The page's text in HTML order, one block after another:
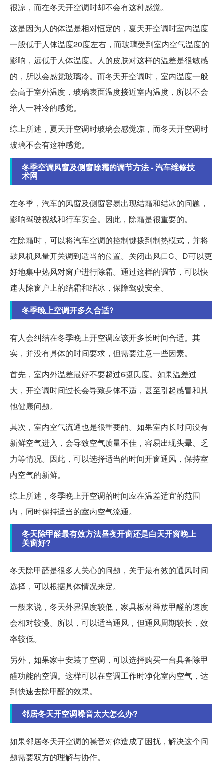
很凉，而在冬天开空调时却不会有这种感觉。
这是因为人的体温是相对恒定的，夏天开空调时室内温度
一般低于人体温度20度左右，而玻璃受到室内空气温度的
影响，远低于人体温度。人的皮肤对这样的温差是很敏感
的，所以会感觉玻璃冷。而冬天开空调时，室内温度一般
会高于室外温度，玻璃表面温度接近室内温度，所以不会
给人一种冷的感觉。
综上所述，夏天开空调时玻璃会感觉凉，而冬天开空调时
玻璃不会有这种感觉。
冬季空调风窗及侧窗除霜的调节方法 - 汽车维修技
术网
在冬季，汽车的风窗及侧窗容易出现结霜和结冰的问题，
影响驾驶视线和行车安全。因此，除霜是很重要的。
在除霜时，可以将汽车空调的控制键拨到制热模式，并将
鼓风机风量开关调到适当的位置。关闭出风口C、D可以更
好地集中热风对窗户进行除霜。通过这样的调节，可以快
速去除窗户上的结霜和结冰，保障驾驶安全。
冬季晚上空调开多久合适?
有人会纠结在冬季晚上开空调应该开多长时间合适。其
实，并没有具体的时间要求，但需要注意一些因素。
首先，室内外温差最好不要超过6摄氏度。如果温差过
大，开空调时间过长会导致身体不适，甚至引起感冒和其
他健康问题。
其次，室内空气流通也是很重要的。如果室内长时间没有
新鲜空气进入，会导致空气质量不佳，容易出现头晕、乏
力等情况。因此，可以选择适当的时间开窗通风，保持室
内空气的新鲜。
综上所述，冬季晚上开空调的时间应在温差适宜的范围
内，同时保持适当的室内空气流通。
冬天除甲醛最有效方法昼夜开窗还是白天开窗晚上
关窗好?
冬天除甲醛是很多人关心的问题，关于最有效的通风时间
选择，可以根据具体情况来定。
一般来说，冬天外界温度较低，家具板材释放甲醛的速度
会相对较慢。所以，可以适当通风，但通风周期较长，效
率较低。
另外，如果家中安装了空调，可以选择购买一台具备除甲
醛功能的空调。这样可以在空调工作时净化室内空气，达
到快速去除甲醛的效果。
邻居冬天开空调噪音太大怎么办?
如果邻居冬天开空调的噪音对你造成了困扰，解决这个问
题需要双方的理解与协作。